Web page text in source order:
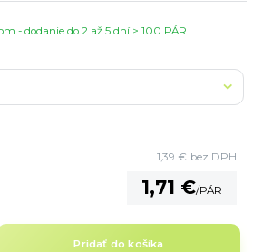
- dodanie do 2 až 5 dní > 100 PÁR
1,71 €/PÁR
1,39 € bez DPH
Pridať do košíka